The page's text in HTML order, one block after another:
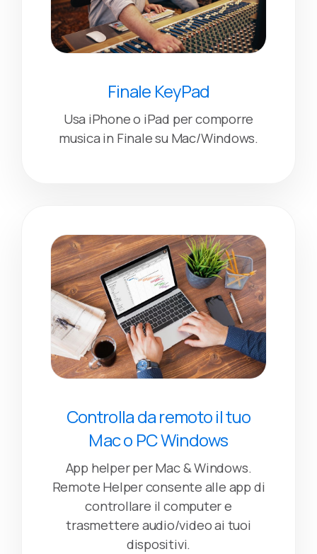
Finale KeyPad
Usa iPhone o iPad per comporre
musica in Finale su Mac/Windows.
Controlla da remoto il tuo
Mac o PC Windows
App helper per Mac & Windows.
Remote Helper consente alle app di
controllare il computer e
trasmettere audio/video ai tuoi
dispositivi.